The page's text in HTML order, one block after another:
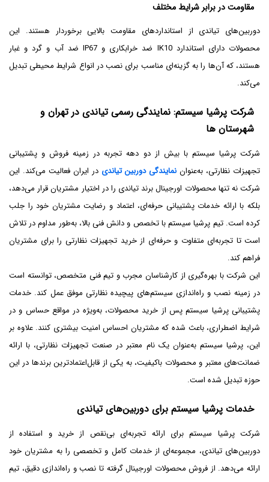
مقاومت در برابر شرایط مختلف
دوربین‌های تیاندی از استانداردهای مقاومت بالایی برخوردار هستند. این
محصولات دارای استاندارد IK10 ضد خرابکاری و IP67 ضد آب و گرد و غبار
هستند، که آن‌ها را به گزینه‌ای مناسب برای نصب در انواع شرایط محیطی تبدیل
می‌کند.
شرکت پرشیا سیستم: نمایندگی رسمی تیاندی در تهران و
شهرستان ها
شرکت پرشیا سیستم با بیش از دو دهه تجربه در زمینه فروش و پشتیبانی
تجهیزات نظارتی، به‌عنوان نمایندگی دوربین تیاندی در ایران فعالیت می‌کند. این
شرکت نه تنها محصولات اورجینال برند تیاندی را در اختیار مشتریان قرار می‌دهد،
بلکه با ارائه خدمات پشتیبانی حرفه‌ای، اعتماد و رضایت مشتریان خود را جلب
کرده است. تیم پرشیا سیستم با تخصص و دانش فنی بالا، به‌طور مداوم در تلاش
است تا تجربه‌ای متفاوت و حرفه‌ای از خرید تجهیزات نظارتی را برای مشتریان
فراهم کند.
این شرکت با بهره‌گیری از کارشناسان مجرب و تیم فنی متخصص، توانسته است
در زمینه نصب و راه‌اندازی سیستم‌های پیچیده نظارتی موفق عمل کند. خدمات
پشتیبانی پرشیا سیستم پس از خرید محصولات، به‌ویژه در مواقع حساس و در
شرایط اضطراری، باعث شده که مشتریان احساس امنیت بیشتری کنند. علاوه بر
این، پرشیا سیستم به‌عنوان یک نام معتبر در صنعت تجهیزات نظارتی، با ارائه
ضمانت‌های معتبر و محصولات باکیفیت، به یکی از قابل‌اعتمادترین برندها در این
حوزه تبدیل شده است.
خدمات پرشیا سیستم برای دوربین‌های تیاندی
شرکت پرشیا سیستم برای ارائه تجربه‌ای بی‌نقص از خرید و استفاده از
دوربین‌های تیاندی، مجموعه‌ای از خدمات کامل و تخصصی را به مشتریان خود
ارائه می‌دهد. از فروش محصولات اورجینال گرفته تا نصب و راه‌اندازی دقیق، تیم